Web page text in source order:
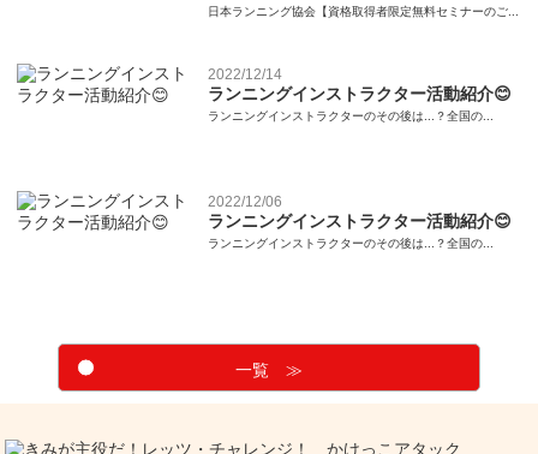
日本ランニング協会【資格取得者限定無料セミナーのご...
2022/12/14
ランニングインストラクター活動紹介😊
ランニングインストラクターのその後は...？全国の...
2022/12/06
ランニングインストラクター活動紹介😊
ランニングインストラクターのその後は...？全国の...
一覧 ≫